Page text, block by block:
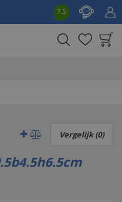
7.5
Vergelijk (0)